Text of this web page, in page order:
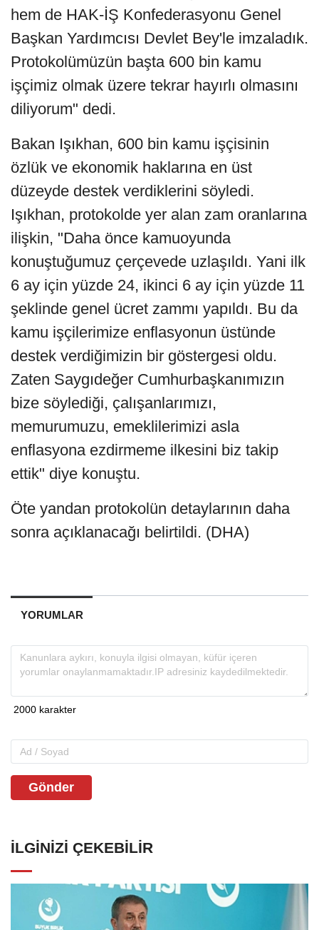
hem de HAK-İŞ Konfederasyonu Genel
Başkan Yardımcısı Devlet Bey'le imzaladık.
Protokolümüzün başta 600 bin kamu
işçimiz olmak üzere tekrar hayırlı olmasını
diliyorum" dedi.
Bakan Işıkhan, 600 bin kamu işçisinin
özlük ve ekonomik haklarına en üst
düzeyde destek verdiklerini söyledi.
Işıkhan, protokolde yer alan zam oranlarına
ilişkin, "Daha önce kamuoyunda
konuştuğumuz çerçevede uzlaşıldı. Yani ilk
6 ay için yüzde 24, ikinci 6 ay için yüzde 11
şeklinde genel ücret zammı yapıldı. Bu da
kamu işçilerimize enflasyonun üstünde
destek verdiğimizin bir göstergesi oldu.
Zaten Saygıdeğer Cumhurbaşkanımızın
bize söylediği, çalışanlarımızı,
memurumuzu, emeklilerimizi asla
enflasyona ezdirmeme ilkesini biz takip
ettik" diye konuştu.
Öte yandan protokolün detaylarının daha
sonra açıklanacağı belirtildi. (DHA)
YORUMLAR
Gönder
İLGINIZI ÇEKEBILIR